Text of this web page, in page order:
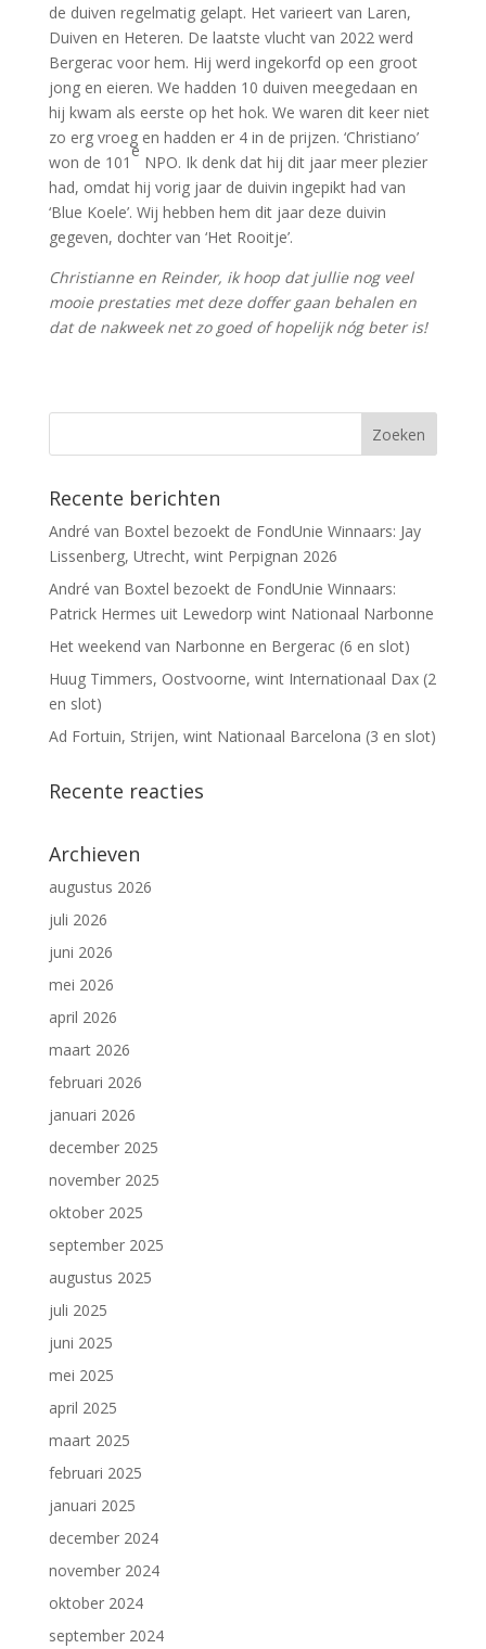
de duiven regelmatig gelapt. Het varieert van Laren,
Duiven en Heteren. De laatste vlucht van 2022 werd
Bergerac voor hem. Hij werd ingekorfd op een groot
jong en eieren. We hadden 10 duiven meegedaan en
hij kwam als eerste op het hok. We waren dit keer niet
zo erg vroeg en hadden er 4 in de prijzen. ‘Christiano’
won de 101
e
NPO. Ik denk dat hij dit jaar meer plezier
had, omdat hij vorig jaar de duivin ingepikt had van
‘Blue Koele’. Wij hebben hem dit jaar deze duivin
gegeven, dochter van ‘Het Rooitje’.
Christianne en Reinder, ik hoop dat jullie nog veel
mooie prestaties met deze doffer gaan behalen en
dat de nakweek net zo goed of hopelijk nóg beter is!
Recente berichten
André van Boxtel bezoekt de FondUnie Winnaars: Jay
Lissenberg, Utrecht, wint Perpignan 2026
André van Boxtel bezoekt de FondUnie Winnaars:
Patrick Hermes uit Lewedorp wint Nationaal Narbonne
Het weekend van Narbonne en Bergerac (6 en slot)
Huug Timmers, Oostvoorne, wint Internationaal Dax (2
en slot)
Ad Fortuin, Strijen, wint Nationaal Barcelona (3 en slot)
Recente reacties
Archieven
augustus 2026
juli 2026
juni 2026
mei 2026
april 2026
maart 2026
februari 2026
januari 2026
december 2025
november 2025
oktober 2025
september 2025
augustus 2025
juli 2025
juni 2025
mei 2025
april 2025
maart 2025
februari 2025
januari 2025
december 2024
november 2024
oktober 2024
september 2024